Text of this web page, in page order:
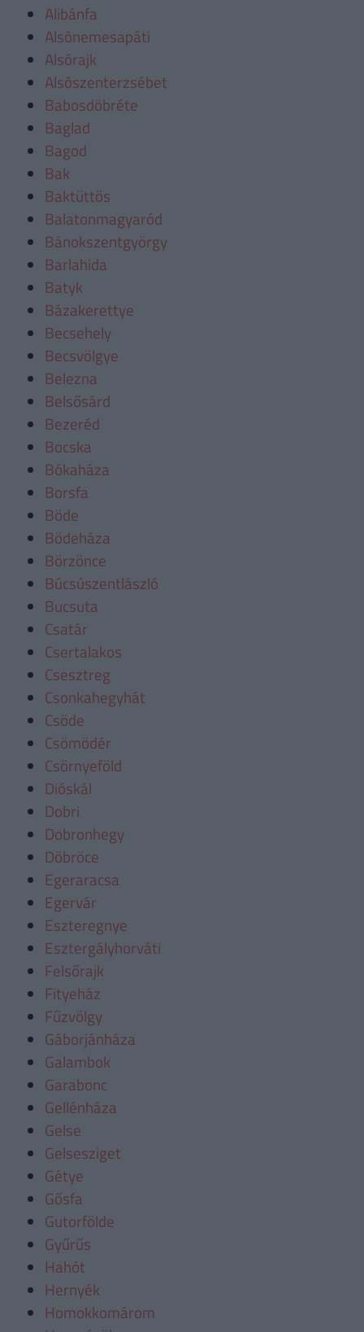
Alibánfa
Alsónemesapáti
Alsórajk
Alsószenterzsébet
Babosdöbréte
Baglad
Bagod
Bak
Baktüttös
Balatonmagyaród
Bánokszentgyörgy
Barlahida
Batyk
Bázakerettye
Becsehely
Becsvölgye
Belezna
Belsősárd
Bezeréd
Bocska
Bókaháza
Borsfa
Böde
Bödeháza
Börzönce
Búcsúszentlászló
Bucsuta
Csatár
Csertalakos
Csesztreg
Csonkahegyhát
Csöde
Csömödér
Csörnyeföld
Dióskál
Dobri
Dobronhegy
Döbröce
Egeraracsa
Egervár
Eszteregnye
Esztergályhorváti
Felsőrajk
Fityeház
Fűzvölgy
Gáborjánháza
Galambok
Garabonc
Gellénháza
Gelse
Gelsesziget
Gétye
Gősfa
Gutorfölde
Gyűrűs
Hahót
Hernyék
Homokkomárom